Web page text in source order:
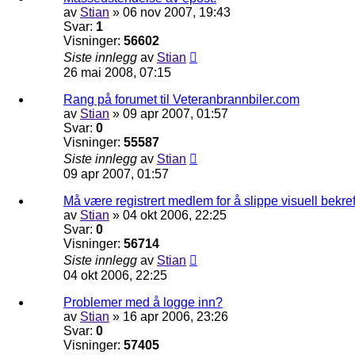
av Stian » 06 nov 2007, 19:43
Svar: 1
Visninger: 56602
Siste innlegg av Stian
26 mai 2008, 07:15
Rang på forumet til Veteranbrannbiler.com
av Stian » 09 apr 2007, 01:57
Svar: 0
Visninger: 55587
Siste innlegg av Stian
09 apr 2007, 01:57
Må være registrert medlem for å slippe visuell
av Stian » 04 okt 2006, 22:25
Svar: 0
Visninger: 56714
Siste innlegg av Stian
04 okt 2006, 22:25
Problemer med å logge inn?
av Stian » 16 apr 2006, 23:26
Svar: 0
Visninger: 57405